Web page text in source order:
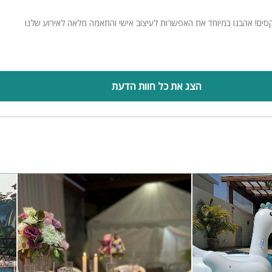
אהבנו במיוחד את האפשרות לעיצוב אישי והתאמה מלאה לאירוע שלנו
הצג את כל חוות הדעת